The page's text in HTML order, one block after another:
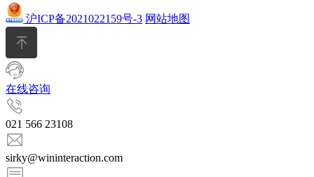
沪ICP备2021022159号-3 网站地图
在线咨询
021 566 23108
sirky@wininteraction.com